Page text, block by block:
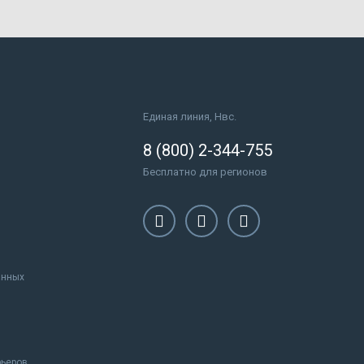
Единая линия, Нвс.
8 (800) 2-344-755
Бесплатно для регионов